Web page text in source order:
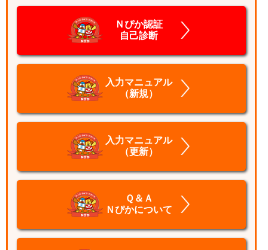
Ｎぴか認証
自己診断
入力マニュアル
（新規）
入力マニュアル
（更新）
Ｑ＆Ａ
Ｎぴかについて